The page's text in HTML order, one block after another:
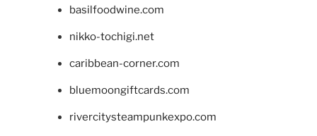
basilfoodwine.com
nikko-tochigi.net
caribbean-corner.com
bluemoongiftcards.com
rivercitysteampunkexpo.com